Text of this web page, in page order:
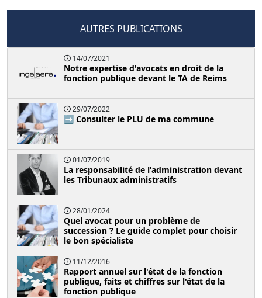
AUTRES PUBLICATIONS
14/07/2021
Notre expertise d'avocats en droit de la
fonction publique devant le TA de Reims
29/07/2022
➡️ Consulter le PLU de ma commune
01/07/2019
La responsabilité de l'administration devant
les Tribunaux administratifs
28/01/2024
Quel avocat pour un problème de
succession ? Le guide complet pour choisir
le bon spécialiste
11/12/2016
Rapport annuel sur l'état de la fonction
publique, faits et chiffres sur l'état de la
fonction publique